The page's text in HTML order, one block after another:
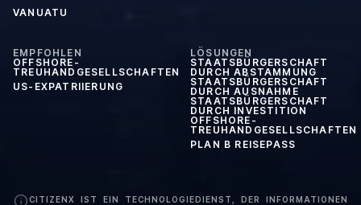
VANUATU
EMPFOHLEN
OFFSHORE-
TREUHANDGESELLSCHAFTEN
US-EXPATRIIERUNG
LÖSUNGEN
STAATSBÜRGERSCHAFT
DURCH ABSTAMMUNG
STAATSBÜRGERSCHAFT
DURCH AUSNAHME
STAATSBÜRGERSCHAFT
DURCH INVESTITION
OFFSHORE-
TREUHANDGESELLSCHAFTEN
PLAN B REISEPASS
CITIZENX IST EIN TECHNOLOGIEDIENST, DER INFORMATIONEN